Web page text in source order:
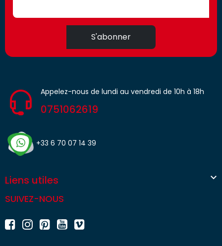
S'abonner
Appelez-nous de lundi au vendredi de 10h à 18h
0751062619
+33 6 70 07 14 39
Liens utiles 
SUIVEZ-NOUS